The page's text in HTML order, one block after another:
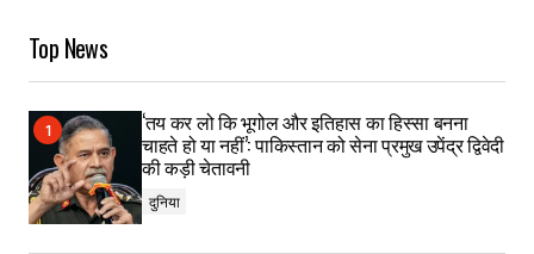
Top News
‘तय कर लो कि भूगोल और इतिहास का हिस्सा बनना
चाहते हो या नहीं’: पाकिस्तान को सेना प्रमुख उपेंद्र द्विवेदी
की कड़ी चेतावनी
दुनिया